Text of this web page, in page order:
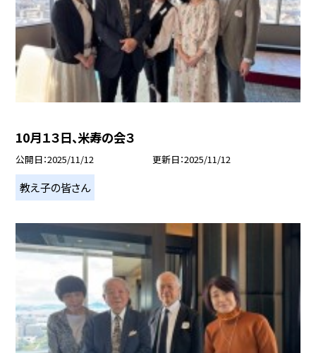
10月１３日、米寿の会３
公開日 2025/11/12 更新日 2025/11/12
教え子の皆さん